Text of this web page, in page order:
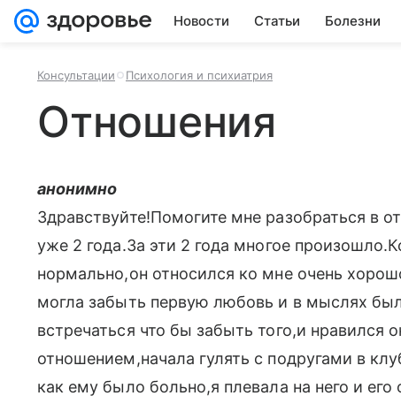
Новости Статьи Болезни
Консультации Психология и психиатрия
Отношения
анонимно
Здравствуйте!Помогите мне разобраться в
уже 2 года.За эти 2 года многое
нормально,он относился ко мне очень
могла забыть первую любовь и в мыслях
встречаться что бы забыть того,и нравился
отношением,начала гулять с подругами в
как ему было больно,я плевала на него и